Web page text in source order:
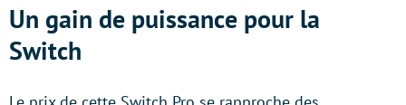
Un gain de puissance pour la
Switch